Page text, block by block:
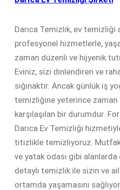
Darıca Temizlik, ev temizliği
profesyonel hizmetlerle,
zaman düzenli ve hijyenik
Eviniz, sizi dinlendiren ve
sığınaktır. Ancak günlük iş
temizliğine yeterince zaman
karşılaşılan bir durumdur.
Darıca Ev Temizliği
titizlikle temizliyoruz.
ve yatak odası gibi
detaylı temizlik ile sizin ve
ortamda yaşamasını